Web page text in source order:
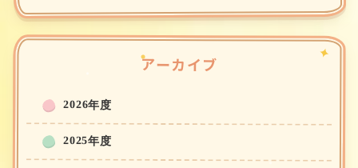
アーカイブ
2026年度
2025年度